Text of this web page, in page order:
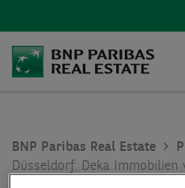
BNP Paribas Real Estate
Düsseldorf: Deka